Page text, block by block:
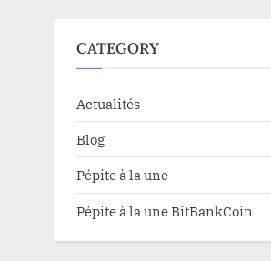
CATEGORY
Actualités
Blog
Pépite à la une
Pépite à la une BitBankCoin